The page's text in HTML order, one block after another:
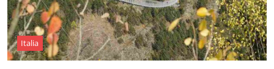
Italia